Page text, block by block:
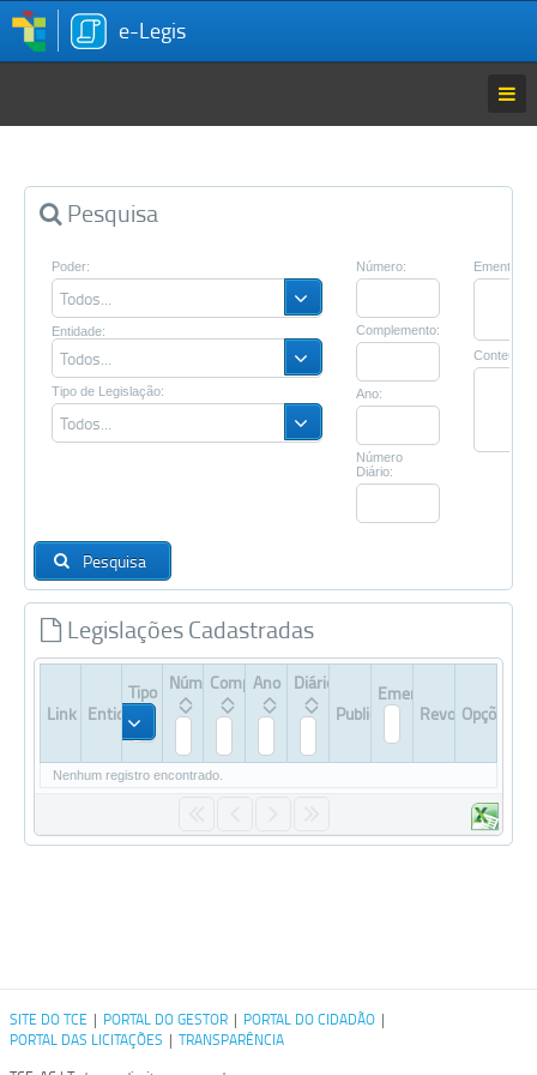
e-Legis
Página Inicial
Entrar
Pesquisa
Poder:
Todos...
Entidade:
Todos...
Tipo de Legislação:
Todos...
Número:
Complemento:
Ano:
Número
Diário:
Ementa:
Conteúdo:
Pesquisa
Legislações Cadastradas
Link Entidade
Tipo
Todos
NúmeroComplemento
Ano
Diário
Publicação
Ementa
Revogada
Opções
Nenhum registro encontrado.
SITE DO TCE | PORTAL DO GESTOR | PORTAL DO CIDADÃO |
PORTAL DAS LICITAÇÕES | TRANSPARÊNCIA